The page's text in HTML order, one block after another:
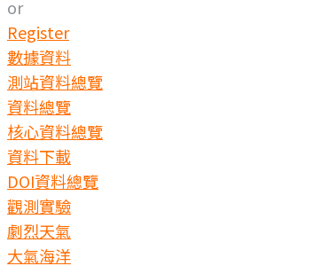
or
Register
數據資料
測站資料總覽
資料總覽
核心資料總覽
資料下載
DOI資料總覽
觀測實驗
劇烈天氣
大氣海洋